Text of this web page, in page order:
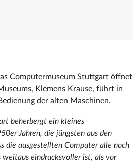
Computermuseum Stuttgart öffnet
Klemens Krause, führt in
der alten Maschinen.
beherbergt ein kleines
Jahren, die jüngsten aus den
die ausgestellten Computer alle noch
eindrucksvoller ist, als vor